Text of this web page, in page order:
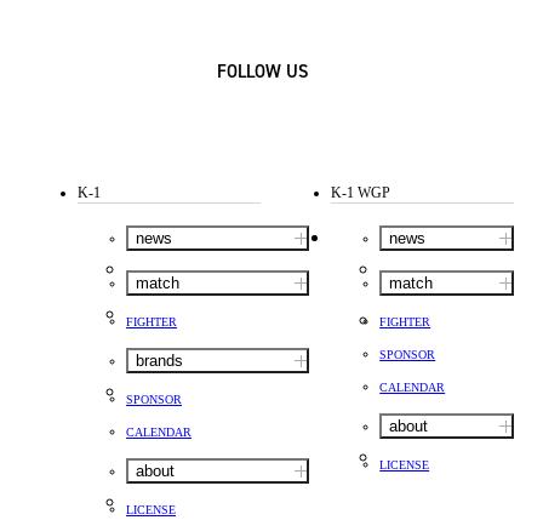
FOLLOW US
K-1
news
match
FIGHTER
brands
SPONSOR
CALENDAR
about
LICENSE
K-1 WGP
news
match
FIGHTER
SPONSOR
CALENDAR
about
LICENSE